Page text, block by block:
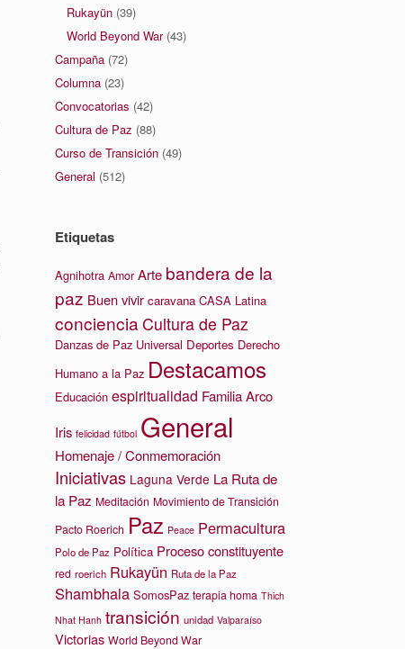
Rukayün (39)
World Beyond War(43)
Campaña (72)
Columna (23)
Convocatorias (42)
Cultura de Paz (88)
Curso de Transición (49)
General (512)
Etiquetas
Agnihotra Amor Arte bandera de la
paz Buen vivir caravana CASA Latina
concienciaCultura de Paz
Danzas de Paz Universal Deportes Derecho
Humano a la Paz Destacamos
Educación espiritualidad Familia Arco
Iris felicidad fútbol General
Homenaje / Conmemoración
Iniciativas Laguna Verde La Ruta de
la Paz Meditación Movimiento de Transición
Pacto Roerich Paz Peace Permacultura
Polo de Paz Política Proceso constituyente
red roerich Rukayün Ruta de la Paz
Shambhala SomosPaz terapia homa Thich
Nhat Hanh transición unidad Valparaíso
Victorias World Beyond War